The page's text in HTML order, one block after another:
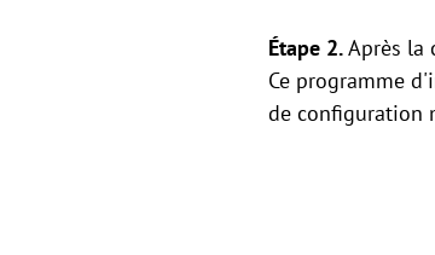
Étape 2.Après la
Ce programme
de configuration